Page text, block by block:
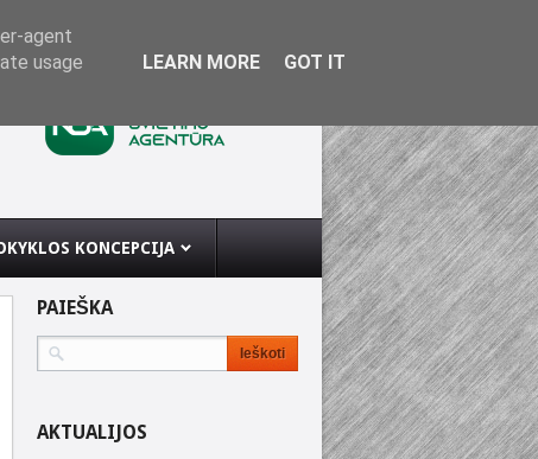
KONCEPCIJA
PAIEŠKA
AKTUALIJOS
agent
usage
LEARN MORE GOT IT